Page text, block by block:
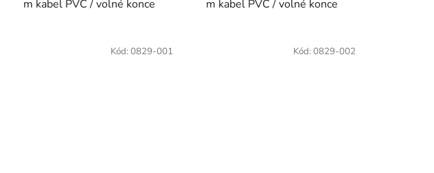
m kabel PVC / volné konce
m kabel PVC / volné konce
Kód: 0829-001 Kód: 0829-002